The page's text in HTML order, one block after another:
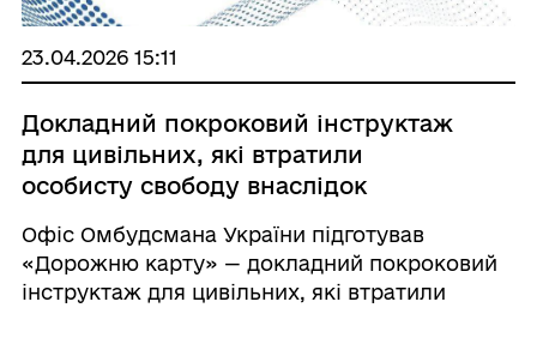
23.04.2026 15:11
Докладний покроковий інструктаж
для цивільних, які втратили
особисту свободу внаслідок
що зникли безвісти за особливих
обставин, а також для їхніх родин.
Офіс Омбудсмана України підготував
«Дорожню карту» — докладний покроковий
інструктаж для цивільних, які втратили